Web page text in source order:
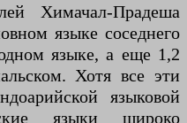
Химачал-Прадеша
языке соседнего
языке, а еще 1,2
Хотя все эти
языковой
языки широко